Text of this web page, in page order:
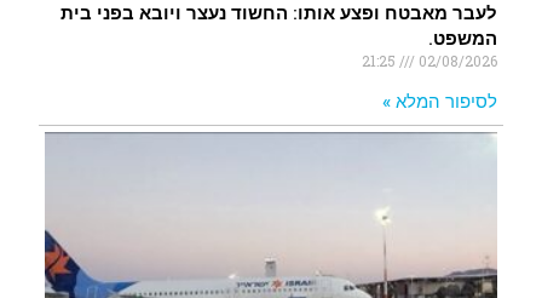
לעבר מאבטח ופצע אותו: החשוד נעצר ויובא בפני בית
המשפט.
02/08/2026
לסיפור המלא »